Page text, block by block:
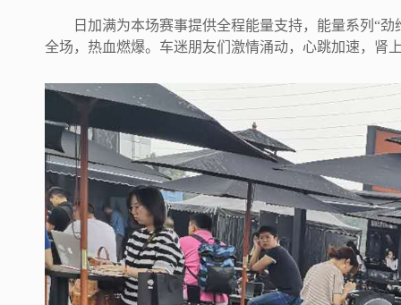
日加满为本场赛事提供全程能量支持，能量系列“
全场，热血燃爆。车迷朋友们激情涌动，心跳加速，肾